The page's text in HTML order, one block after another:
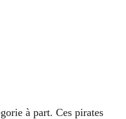
à part. Ces pirates